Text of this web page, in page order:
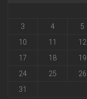
3
4 5
10
11 12
17
18 19
24
25 26
31